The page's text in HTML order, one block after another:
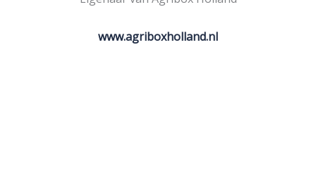
www.agriboxholland.nl